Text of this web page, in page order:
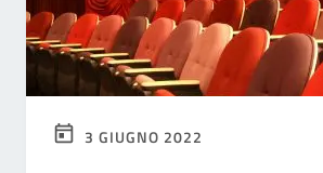
3 GIUGNO 2022